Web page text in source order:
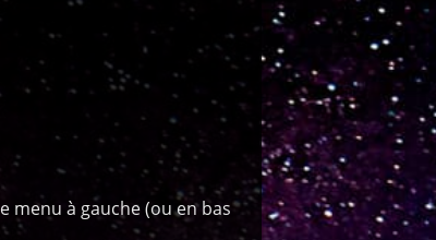
menu à gauche (ou en bas